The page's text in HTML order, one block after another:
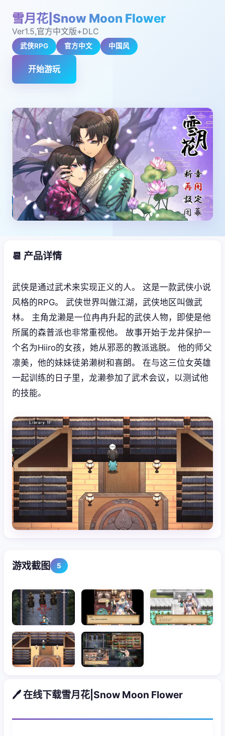
雪月花|Snow Moon Flower
Ver1.5,官方中文版+DLC
武侠RPG 官方中文 中国风
开始游玩
📆 产品详情
武侠是通过武术来实现正义的人。 这是一款武侠小说
风格的RPG。 武侠世界叫做江湖，武侠地区叫做武
林。 主角龙濑是一位冉冉升起的武侠人物，即使是他
所属的森普派也非常重视他。 故事开始于龙井保护一
个名为Hiiro的女孩，她从邪恶的教派逃脱。 他的师父
凛美，他的妹妹徒弟濑树和喜朗。 在与这三位女英雄
一起训练的日子里，龙濑参加了武术会议，以测试他
的技能。
游戏截图 5
🖊️ 在线下载雪月花|Snow Moon Flower